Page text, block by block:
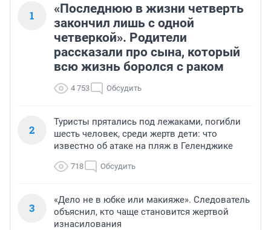
1
«Последнюю в жизни четверть
закончил лишь с одной
четверкой». Родители
рассказали про сына, который
всю жизнь боролся с раком
4 753 Обсудить
2
Туристы прятались под лежаками, погибли
шесть человек, среди жертв дети: что
известно об атаке на пляж в Геленджике
718 Обсудить
3
«Дело не в юбке или макияже». Следователь
объяснил, кто чаще становится жертвой
изнасилования